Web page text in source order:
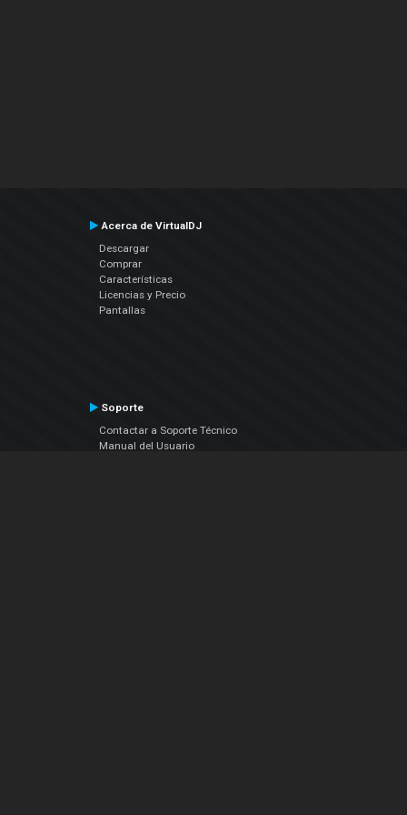
Acerca de VirtualDJ
Descargar
Comprar
Características
Licencias y Precio
Pantallas
Soporte
Contactar a Soporte Técnico
Manual del Usuario